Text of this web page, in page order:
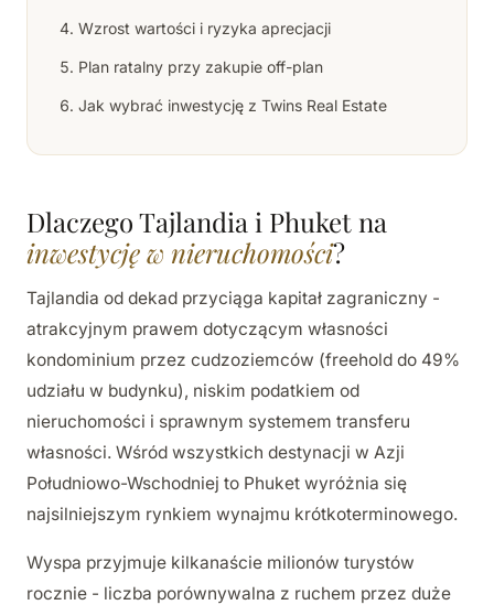
Wzrost wartości i ryzyka aprecjacji
Plan ratalny przy zakupie off-plan
Jak wybrać inwestycję z Twins Real Estate
Dlaczego Tajlandia i Phuket na
inwestycję w nieruchomości?
Tajlandia od dekad przyciąga kapitał zagraniczny -
atrakcyjnym prawem dotyczącym własności
kondominium przez cudzoziemców (freehold do 49%
udziału w budynku), niskim podatkiem od
nieruchomości i sprawnym systemem transferu
własności. Wśród wszystkich destynacji w Azji
Południowo-Wschodniej to Phuket wyróżnia się
najsilniejszym rynkiem wynajmu krótkoterminowego.
Wyspa przyjmuje kilkanaście milionów turystów
rocznie - liczba porównywalna z ruchem przez duże